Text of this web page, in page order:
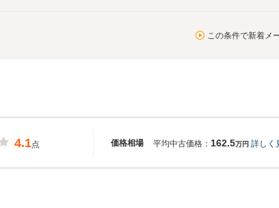
この条件で新着メ
価格相場
4.1点 平均中古価格： 162.5万円 詳しく